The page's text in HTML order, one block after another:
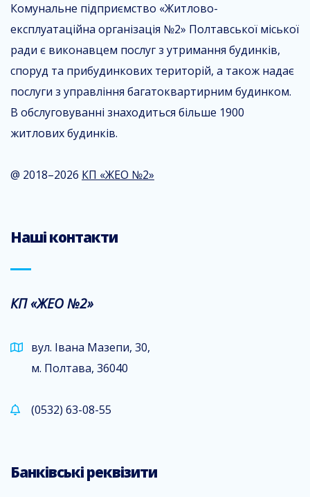
Комунальне підприємство «Житлово-
експлуатаційна організація №2» Полтавської міської
ради є виконавцем послуг з утримання будинків,
споруд та прибудинкових територій, а також надає
послуги з управління багатоквартирним будинком.
В обслуговуванні знаходиться більше 1900
житлових будинків.
@ 2018–2026 КП «ЖЕО №2»
Наші контакти
КП «ЖЕО №2»
вул. Івана Мазепи, 30,
м. Полтава, 36040
(0532) 63-08-55
Банківські реквізити